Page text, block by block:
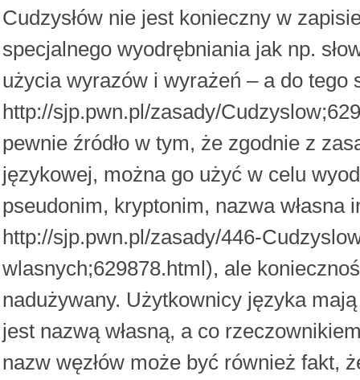
Cudzysłów nie jest konieczny w
specjalnego wyodrębniania jak np.
użycia wyrazów i wyrażeń – a do tego
http://sjp.pwn.pl/zasady/
pewnie źródło w tym, że zgodnie z
językowej, można go użyć w celu
pseudonim, kryptonim, nazwa własna
http://sjp.pwn.pl/zasady/446-
wlasnych;629878.html), ale
nadużywany. Użytkownicy języka
jest nazwą własną, a co
nazw węzłów może być również fakt,